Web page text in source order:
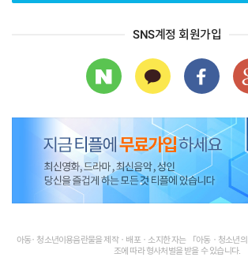
SNS계정 회원가입
아동· 청소년이용음란물을 제작 · 배포 · 소지한 자는 「아동 · 청소년
조에 따라 형사처벌을 받을 수 있습니다.